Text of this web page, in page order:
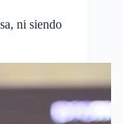
ni siendo